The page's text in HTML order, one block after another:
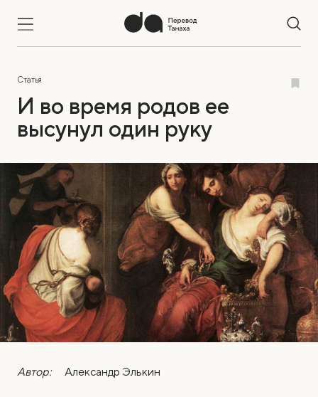
Статья
И во время родов ее
высунул один руку
Автор: Александр Элькин